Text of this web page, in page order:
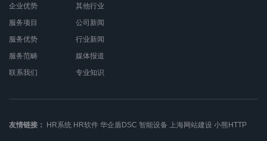
企业优势
服务项目
服务优势
服务范畴
联系我们
其他行业
公司新闻
行业新闻
媒体报道
专业知识
友情链接： HR系统 HR软件 华企盾DSC 智能设备 上海网站建设 小熊HTTP